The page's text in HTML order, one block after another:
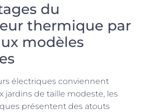
du
thermique par
modèles
électriques conviennent
jardins de taille modeste, les
présentent des atouts